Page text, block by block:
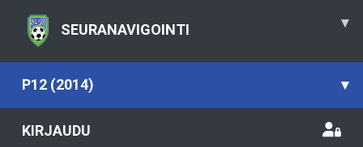
SEURANAVIGOINTI ▾
P12 (2014) ▾
KIRJAUDU